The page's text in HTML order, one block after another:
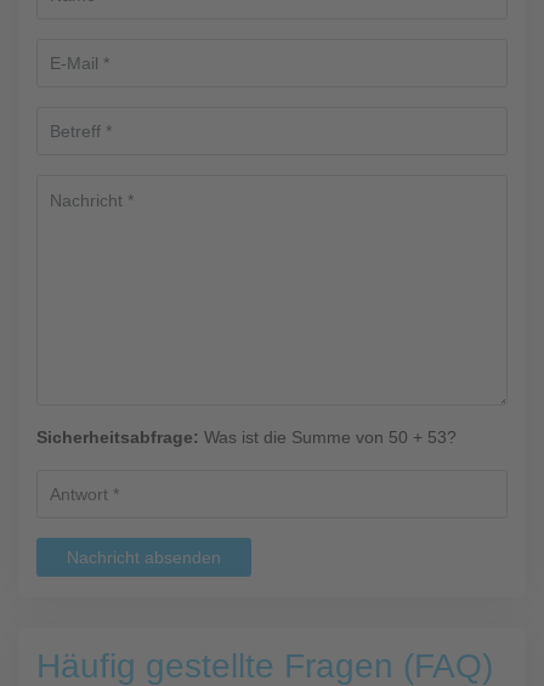
Sicherheitsabfrage: Was ist die Summe von 50 + 53?
Nachricht absenden
Häufig gestellte Fragen (FAQ)